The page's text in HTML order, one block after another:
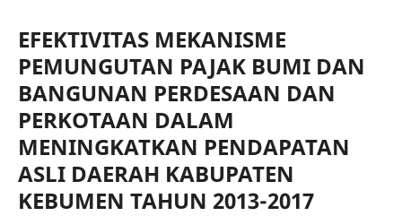
EFEKTIVITAS MEKANISME
PEMUNGUTAN PAJAK BUMI DAN
BANGUNAN PERDESAAN DAN
PERKOTAAN DALAM
MENINGKATKAN PENDAPATAN
ASLI DAERAH KABUPATEN
KEBUMEN TAHUN 2013-2017